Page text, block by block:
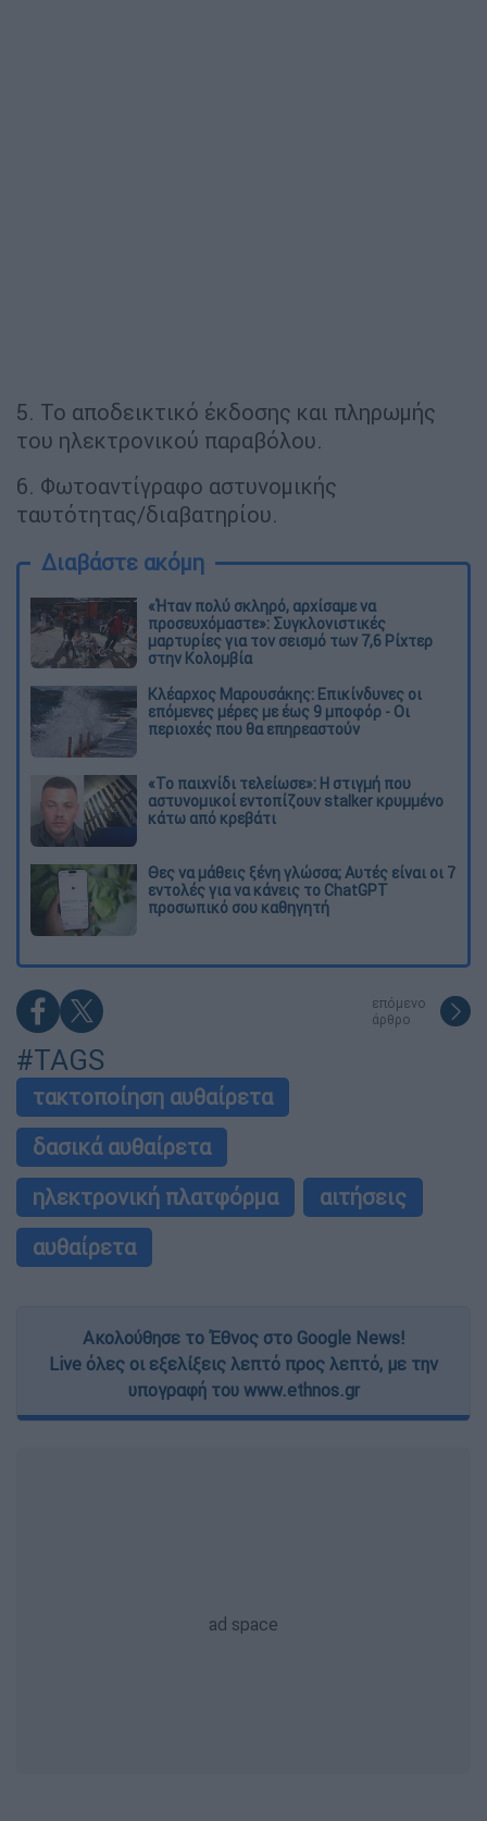
5. Το αποδεικτικό έκδοσης και πληρωμής
του ηλεκτρονικού παραβόλου.
6. Φωτοαντίγραφο αστυνομικής
ταυτότητας/διαβατηρίου.
Διαβάστε ακόμη
«Ήταν πολύ σκληρό, αρχίσαμε να
προσευχόμαστε»: Συγκλονιστικές
μαρτυρίες για τον σεισμό των 7,6 Ρίχτερ
στην Κολομβία
Κλέαρχος Μαρουσάκης: Επικίνδυνες οι
επόμενες μέρες με έως 9 μποφόρ - Οι
περιοχές που θα επηρεαστούν
«Το παιχνίδι τελείωσε»: Η στιγμή που
αστυνομικοί εντοπίζουν stalker κρυμμένο
κάτω από κρεβάτι
Θες να μάθεις ξένη γλώσσα; Αυτές είναι οι 7
εντολές για να κάνεις το ChatGPT
προσωπικό σου καθηγητή
επόμενο
άρθρο
#TAGS
τακτοποίηση αυθαίρετα
δασικά αυθαίρετα
ηλεκτρονική πλατφόρμα
αιτήσεις
αυθαίρετα
Ακολούθησε το Έθνος στο Google News!
Live όλες οι εξελίξεις λεπτό προς λεπτό, με την
υπογραφή του www.ethnos.gr